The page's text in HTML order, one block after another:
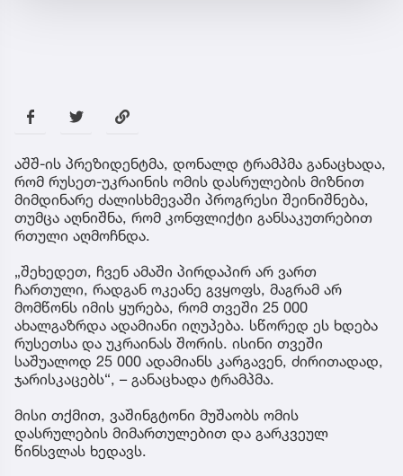
აშშ-ის პრეზიდენტმა, დონალდ ტრამპმა განაცხადა,
რომ რუსეთ-უკრაინის ომის დასრულების მიზნით
მიმდინარე ძალისხმევაში პროგრესი შეინიშნება,
თუმცა აღნიშნა, რომ კონფლიქტი განსაკუთრებით
რთული აღმოჩნდა.
„შეხედეთ, ჩვენ ამაში პირდაპირ არ ვართ
ჩართული, რადგან ოკეანე გვყოფს, მაგრამ არ
მომწონს იმის ყურება, რომ თვეში 25 000
ახალგაზრდა ადამიანი იღუპება. სწორედ ეს ხდება
რუსეთსა და უკრაინას შორის. ისინი თვეში
საშუალოდ 25 000 ადამიანს კარგავენ, ძირითადად,
ჯარისკაცებს“, – განაცხადა ტრამპმა.
მისი თქმით, ვაშინგტონი მუშაობს ომის
დასრულების მიმართულებით და გარკვეულ
წინსვლას ხედავს.